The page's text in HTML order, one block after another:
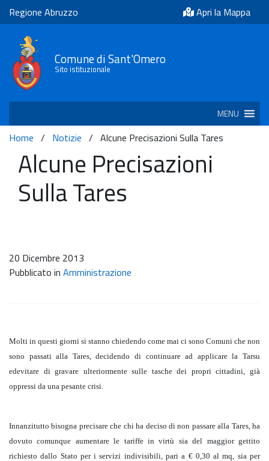
Regione Abruzzo Apri la Mappa
Comune di Sant'Omero
Sito istituzionale
MENU
Home / Notizie / Alcune Precisazioni Sulla Tares
Alcune Precisazioni
Sulla Tares
20 Dicembre 2013
Pubblicato in Amministrazione
Molti in questi giorni si stanno chiedendo come mai ci sono Comuni che non
sono passati alla Tares, decidendo di continuare ad applicare la Tarsu
edevitare di gravare ulteriormente sulle tasche dei propri cittadini, già
oppressi da una pesante crisi.
Innanzitutto bisogna precisare che chi ha deciso di non passare alla Tares, ha
dovuto comunque aumentare le tariffe in virtù sia del maggior gettito
richiesto dallo Stato per i servizi indivisibili, pari a € 0,30 al mq, sia per